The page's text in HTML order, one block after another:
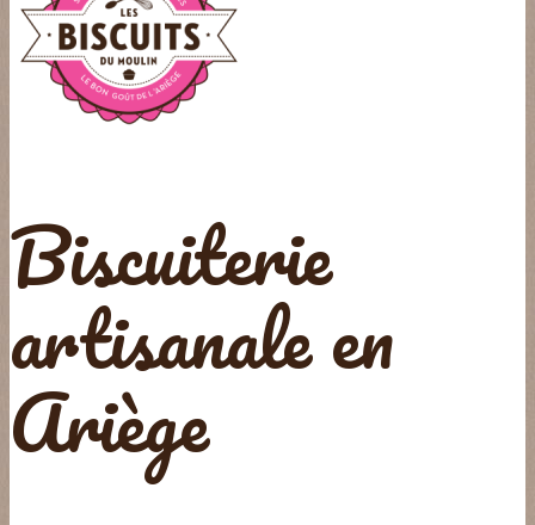
Biscuiterie
artisanale en
Ariège